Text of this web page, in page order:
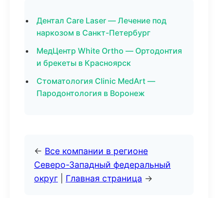
Дентал Care Laser — Лечение под
наркозом в Санкт-Петербург
МедЦентр White Ortho — Ортодонтия
и брекеты в Красноярск
Стоматология Clinic MedArt —
Пародонтология в Воронеж
← Все компании в регионе
Северо-Западный федеральный
округ
Главная страница →